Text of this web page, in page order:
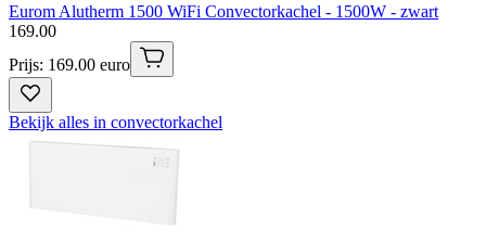
Eurom Alutherm 1500 WiFi Convectorkachel - 1500W - zwart
169.00
Prijs: 169.00 euro
Bekijk alles in convectorkachel